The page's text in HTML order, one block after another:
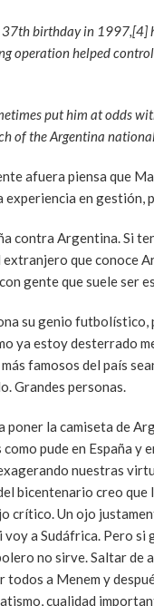
birthday in 1997,[4]
operation helped
put him at odds
of the Argentina
afuera piensa que
experiencia en
contra Argentina. Si
que conoce
gente que suele ser
su genio
ya estoy desterrado
famosos del país
Grandes personas.
poner la camiseta de
pude en España y
nuestras
bicentenario creo
crítico. Un ojo
a Sudáfrica. Pero si
no sirve. Saltar de
todos a Menem y
cualidad